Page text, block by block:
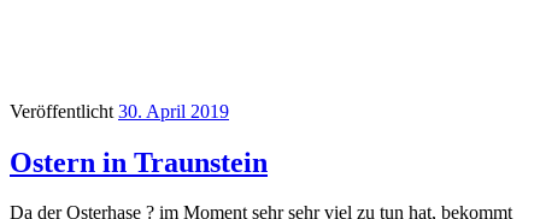
Veröffentlicht 30. April 2019
Ostern in Traunstein
Da der Osterhase ? im Moment sehr sehr viel zu tun hat, bekommt